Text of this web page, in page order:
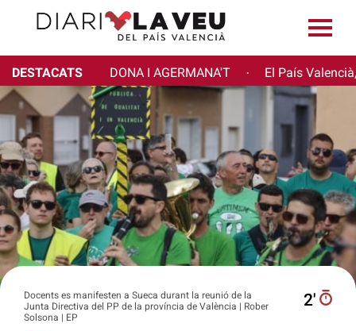
DESTACATS DONA I AGERMANA'T · El País
Docents es manifesten a Sueca durant la reunió de la
Junta Directiva del PP de la província de València | Rober
Solsona | EP
2′